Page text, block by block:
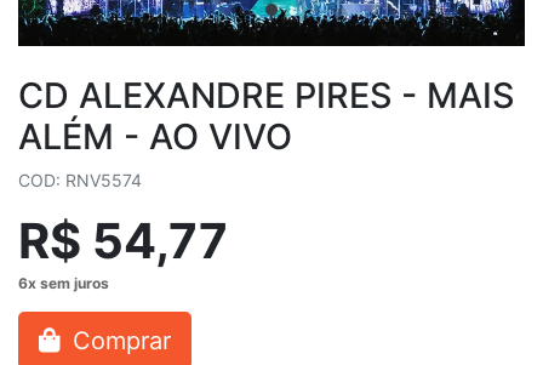
CD ALEXANDRE PIRES - MAIS
ALÉM - AO VIVO
COD: RNV5574
R$ 54,77
Comprar